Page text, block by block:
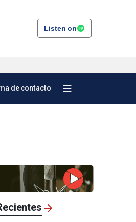
Listen on
de contacto